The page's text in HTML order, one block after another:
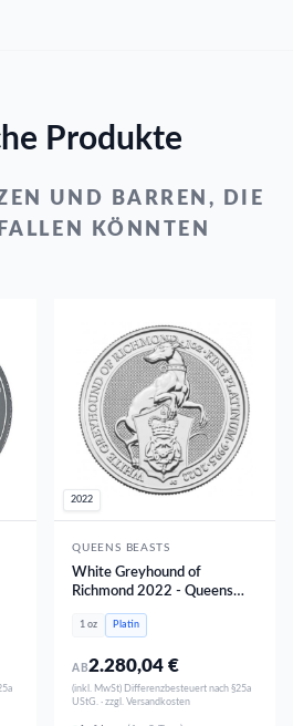
Produkte
UND BARREN, DIE
KÖNNTEN
2022
QUEENS BEASTS
White Greyhound of
Richmond 2022 - Queens
Beasts | 1 oz Platin
1 oz Platin
AB2.280,04€
(inkl. MwSt) Differenzbesteuert nach §25a
UStG. · zzgl. Versandkosten